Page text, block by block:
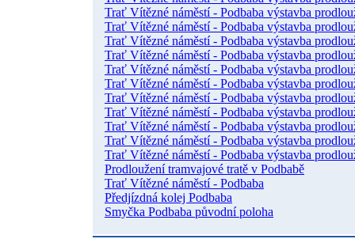
Trať Vítězné náměstí - Podbaba výstavba
Trať Vítězné náměstí - Podbaba výstavba
Trať Vítězné náměstí - Podbaba výstavba
Trať Vítězné náměstí - Podbaba výstavba
Trať Vítězné náměstí - Podbaba výstavba
Trať Vítězné náměstí - Podbaba výstavba
Trať Vítězné náměstí - Podbaba výstavba
Trať Vítězné náměstí - Podbaba výstavba
Trať Vítězné náměstí - Podbaba výstavba
Trať Vítězné náměstí - Podbaba výstavba
Trať Vítězné náměstí - Podbaba výstavba
Prodloužení tramvajové tratě v Podbabě
Trať Vítězné náměstí - Podbaba
Předjízdná kolej Podbaba
Smyčka Podbaba původní poloha